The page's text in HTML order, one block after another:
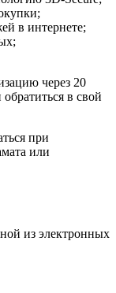
в интернете;
через 20
в свой
при
или
из электронных